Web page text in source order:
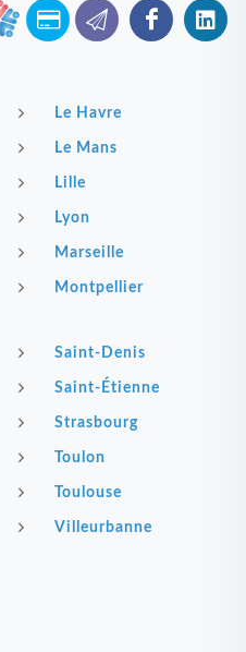
Le Havre
Le Mans
Lille
Lyon
Marseille
Montpellier
Saint-Denis
Saint-Étienne
Strasbourg
Toulon
Toulouse
Villeurbanne